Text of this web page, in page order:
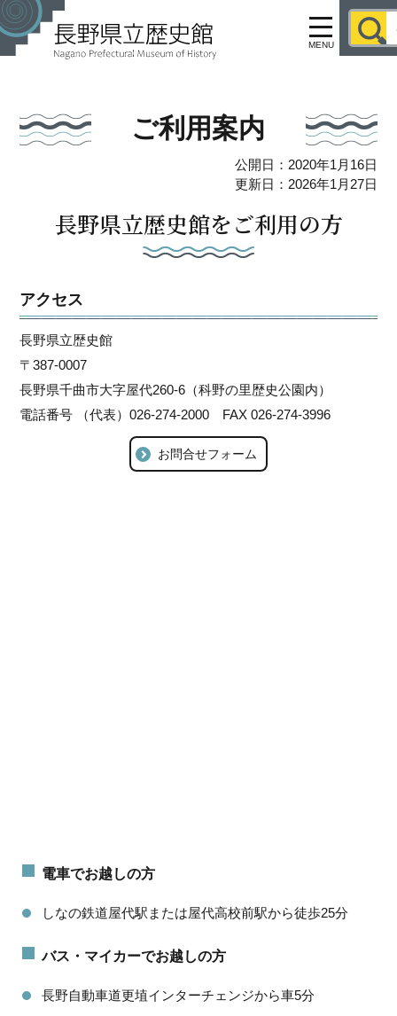
MENU
ご利用案内
公開日：2020年1月16日
更新日：2026年1月27日
長野県立歴史館をご利用の方
アクセス
長野県立歴史館
〒387-0007
長野県千曲市大字屋代260-6（科野の里歴史公園内）
電話番号 （代表）026-274-2000 FAX 026-274-3996
お問合せフォーム
電車でお越しの方
しなの鉄道屋代駅または屋代高校前駅から徒歩25分
バス・マイカーでお越しの方
長野自動車道更埴インターチェンジから車5分